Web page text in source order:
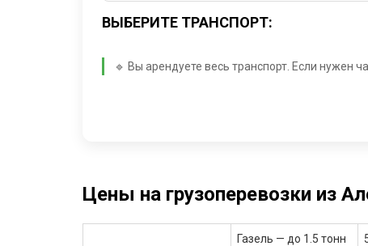
ВЫБЕРИТЕ ТРАНСПОРТ:
🔹 Вы арендуете весь транспорт. Если нужен
Цены на грузоперевозки из
Газель — до 1.5 тонн